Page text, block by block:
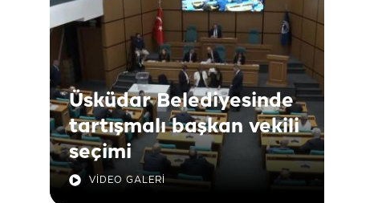
Üsküdar Belediyesinde
tartışmalı başkan vekili
seçimi
VİDEO GALERİ